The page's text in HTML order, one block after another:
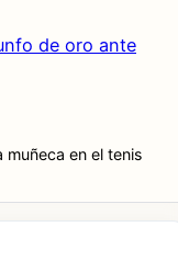
de oro ante
en el tenis